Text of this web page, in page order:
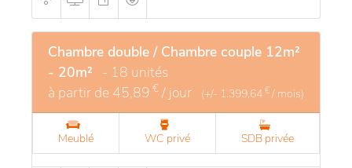
Chambre double / Chambre couple 12m²
- 20m² - 18 unités
à partir de 45,89 € / jour (+/- 1.399,64 € / mois)
Meublé WC privé SDB privée